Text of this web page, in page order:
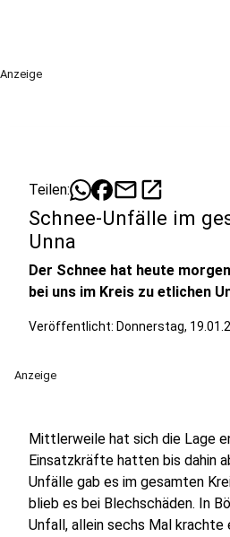
Anzeige
Teilen: mailopen_in_new
Schnee-Unfälle im
Unna
Der Schnee hat heute
bei uns im Kreis zu etlichen
Veröffentlicht: Donnerstag,
Anzeige
Mittlerweile hat sich die Lage
Einsatzkräfte hatten bis dahin
Unfälle gab es im gesamten
blieb es bei Blechschäden. In
Unfall, allein sechs Mal krachte